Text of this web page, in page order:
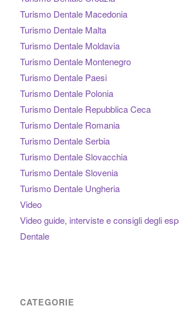
Turismo Dentale Macedonia
Turismo Dentale Malta
Turismo Dentale Moldavia
Turismo Dentale Montenegro
Turismo Dentale Paesi
Turismo Dentale Polonia
Turismo Dentale Repubblica Ceca
Turismo Dentale Romania
Turismo Dentale Serbia
Turismo Dentale Slovacchia
Turismo Dentale Slovenia
Turismo Dentale Ungheria
Video
Video guide, interviste e consigli degli
Dentale
CATEGORIE